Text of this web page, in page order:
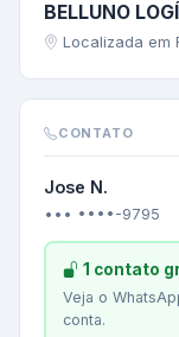
BELLUNO
Localizada em
CONTATO
Jose N.
••• ••••-9795
1 contato
Veja o
conta.